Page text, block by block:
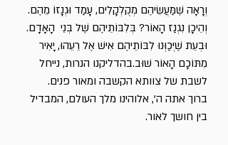
וְרָאָה שֶׁמַּעֲשֵׂיהֶם מְקֻלְקָלִים, עָמַד וּגְנָזוֹ מֵהֶם.
וְהֵיכָן נִגְנַז הָאוֹר? בְּלִבּוֹתֵיהֶם שֶׁל בְּנֵי הָאָדָם.
וּבְעֵת שֶׁיְּכַוְּנוּ לִבּוֹתֵיהֶם אִישׁ אֶל רֵעֵהוּ, יָאִיר
מִתּוֹכָם הָאוֹר שׁוּב.בהדליקנו הנרות, נייחל
לשבת של צוותא הקשבה ומאור פנים.
ברוך אתה ה', אלוהינו מלך העולם, המבדיל
בין חושך לאור.